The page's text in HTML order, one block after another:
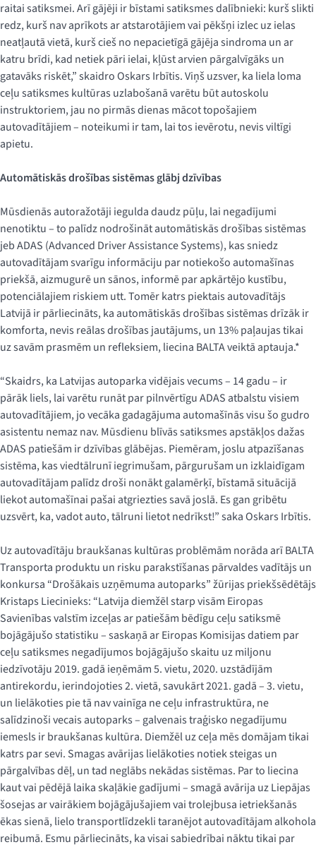
raitai satiksmei. Arī gājēji ir bīstami satiksmes dalībnieki: kurš slikti
redz, kurš nav aprīkots ar atstarotājiem vai pēkšņi izlec uz ielas
neatļautā vietā, kurš cieš no nepacietīgā gājēja sindroma un ar
katru brīdi, kad netiek pāri ielai, kļūst arvien pārgalvīgāks un
gatavāks riskēt,” skaidro Oskars Irbītis. Viņš uzsver, ka liela loma
ceļu satiksmes kultūras uzlabošanā varētu būt autoskolu
instruktoriem, jau no pirmās dienas mācot topošajiem
autovadītājiem – noteikumi ir tam, lai tos ievērotu, nevis viltīgi
apietu.
Automātiskās drošības sistēmas glābj dzīvības
Mūsdienās autoražotāji iegulda daudz pūļu, lai negadījumi
nenotiktu – to palīdz nodrošināt automātiskās drošības sistēmas
jeb ADAS (Advanced Driver Assistance Systems), kas sniedz
autovadītājam svarīgu informāciju par notiekošo automašīnas
priekšā, aizmugurē un sānos, informē par apkārtējo kustību,
potenciālajiem riskiem utt. Tomēr katrs piektais autovadītājs
Latvijā ir pārliecināts, ka automātiskās drošības sistēmas drīzāk ir
komforta, nevis reālas drošības jautājums, un 13% paļaujas tikai
uz savām prasmēm un refleksiem, liecina BALTA veiktā aptauja.*
“Skaidrs, ka Latvijas autoparka vidējais vecums – 14 gadu – ir
pārāk liels, lai varētu runāt par pilnvērtīgu ADAS atbalstu visiem
autovadītājiem, jo vecāka gadagājuma automašīnās visu šo gudro
asistentu nemaz nav. Mūsdienu blīvās satiksmes apstākļos dažas
ADAS patiešām ir dzīvības glābējas. Piemēram, joslu atpazīšanas
sistēma, kas viedtālrunī iegrimušam, pārgurušam un izklaidīgam
autovadītājam palīdz droši nonākt galamērķī, bīstamā situācijā
liekot automašīnai pašai atgriezties savā joslā. Es gan gribētu
uzsvērt, ka, vadot auto, tālruni lietot nedrīkst!” saka Oskars Irbītis.
Uz autovadītāju braukšanas kultūras problēmām norāda arī BALTA
Transporta produktu un risku parakstīšanas pārvaldes vadītājs un
konkursa “Drošākais uzņēmuma autoparks” žūrijas priekšsēdētājs
Kristaps Liecinieks: “Latvija diemžēl starp visām Eiropas
Savienības valstīm izceļas ar patiešām bēdīgu ceļu satiksmē
bojāgājušo statistiku – saskaņā ar Eiropas Komisijas datiem par
ceļu satiksmes negadījumos bojāgājušo skaitu uz miljonu
iedzīvotāju 2019. gadā ieņēmām 5. vietu, 2020. uzstādījām
antirekordu, ierindojoties 2. vietā, savukārt 2021. gadā – 3. vietu,
un lielākoties pie tā nav vainīga ne ceļu infrastruktūra, ne
salīdzinoši vecais autoparks – galvenais traģisko negadījumu
iemesls ir braukšanas kultūra. Diemžēl uz ceļa mēs domājam tikai
katrs par sevi. Smagas avārijas lielākoties notiek steigas un
pārgalvības dēļ, un tad neglābs nekādas sistēmas. Par to liecina
kaut vai pēdējā laika skaļākie gadījumi – smagā avārija uz Liepājas
šosejas ar vairākiem bojāgājušajiem vai trolejbusa ietriekšanās
ēkas sienā, lielo transportlīdzekli taranējot autovadītājam alkohola
reibumā. Esmu pārliecināts, ka visai sabiedrībai nāktu tikai par